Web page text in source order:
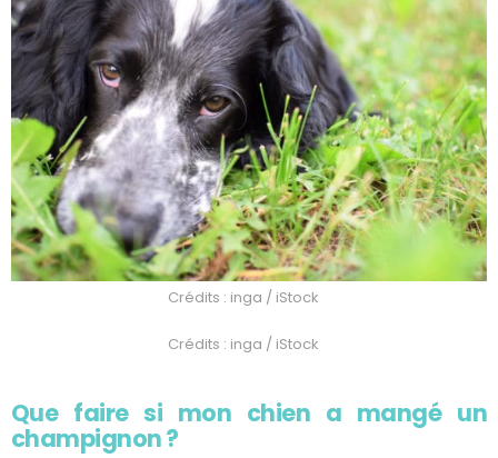
Crédits : inga / iStock
Crédits : inga / iStock
Que faire si mon chien a mangé un
champignon ?